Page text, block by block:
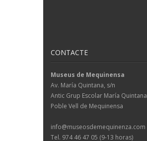
CONTACTE
Museus de Mequinensa
Av. María Quintana, s/n
Antic Grup Escolar María Quintana
Poble Vell de Mequinensa
info@museosdemequinenza.com
Tel. 974 46 47 05 (9-13 horas)